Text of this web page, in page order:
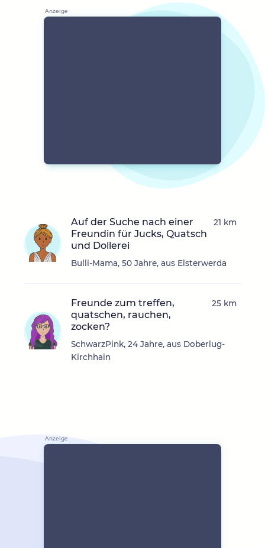
Auf der Suche nach einer
Freundin für Jucks, Quatsch
und Dollerei
Bulli-Mama, 50 Jahre, aus Elsterwerda
21 km
Freunde zum treffen,
quatschen, rauchen,
zocken?
SchwarzPink, 24 Jahre, aus Doberlug-
Kirchhain
25 km